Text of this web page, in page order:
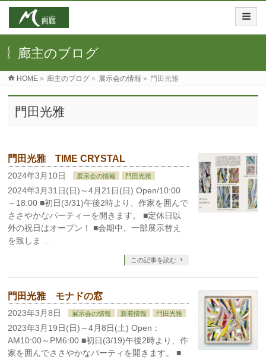
廊主のブログ
HOME » 廊主のブログ » 展示会の情報 » 門田光雅
門田光雅
門田光雅 TIME CRYSTAL
2024年3月10日 展示会の情報 門田光雅
2024年3月31日(日)～4月21日(日) Open/10:00
～18:00 ■初日(3/31)午後2時より、作家を囲んで
ささやかなパーティーを開きます。 ■定休日以
外の祝日はオープン！ ■会期中、一部展示替え
を致しま …
この記事を読む
門田光雅 モナドの窓
2023年3月8日 展示会の情報 新着情報 門田光雅
2023年3月19日(日)～4月8日(土) Open：
AM10:00～PM6:00 ■初日(3/19)午後2時より、作
家を囲んでささやかなパーティを開きます。 ■